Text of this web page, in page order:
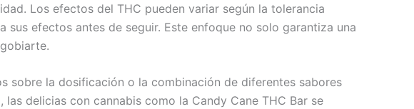
Los efectos del THC pueden variar según la tolerancia
efectos antes de seguir. Este enfoque no solo garantiza una
sobre la dosificación o la combinación de diferentes sabores
delicias con cannabis como la Candy Cane THC Bar se